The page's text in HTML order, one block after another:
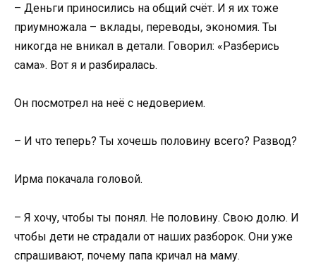
– Деньги приносились на общий счёт. И я их тоже
приумножала – вклады, переводы, экономия. Ты
никогда не вникал в детали. Говорил: «Разберись
сама». Вот я и разбиралась.
Он посмотрел на неё с недоверием.
– И что теперь? Ты хочешь половину всего? Развод?
Ирма покачала головой.
– Я хочу, чтобы ты понял. Не половину. Свою долю. И
чтобы дети не страдали от наших разборок. Они уже
спрашивают, почему папа кричал на маму.